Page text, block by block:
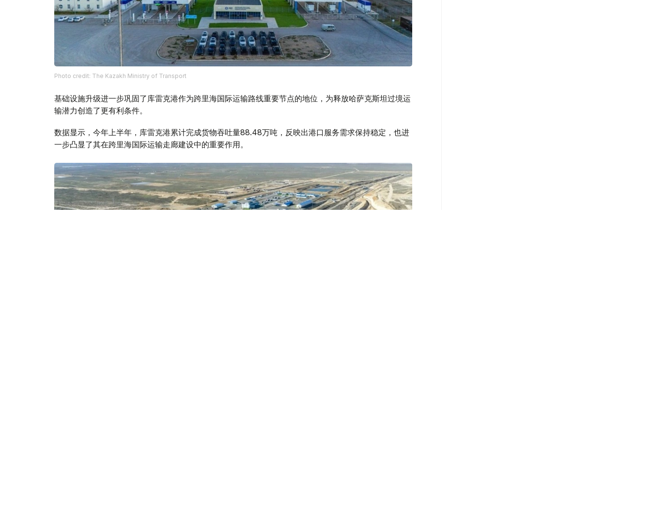
Photo credit: The Kazakh Ministry of Transport
基础设施升级进一步巩固了库雷克港作为跨里海国际运输路线重要节点的地位，为释放哈萨克斯坦过境运
输潜力创造了更有利条件。
数据显示，今年上半年，库雷克港累计完成货物吞吐量88.48万吨，反映出港口服务需求保持稳定，也进
一步凸显了其在跨里海国际运输走廊建设中的重要作用。